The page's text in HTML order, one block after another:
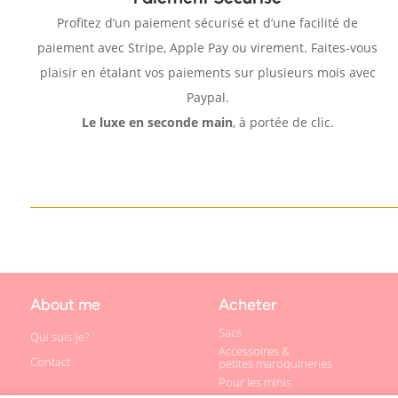
Profitez d’un paiement sécurisé et d’une facilité de
paiement avec Stripe, Apple Pay ou virement. Faites-vous
plaisir en étalant vos paiements sur plusieurs mois avec
Paypal.
Le luxe en seconde main, à portée de clic.
About me
Qui suis-je?
Contact
Acheter
Sacs
Accessoires &
petites maroquineries
Pour les minis